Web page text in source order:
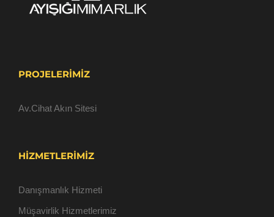
PROJELERIMIZ
Av.Cihat Akın Sitesi
HIZMETLERIMIZ
Danışmanlık Hizmeti
Müşavirlik Hizmetlerimiz